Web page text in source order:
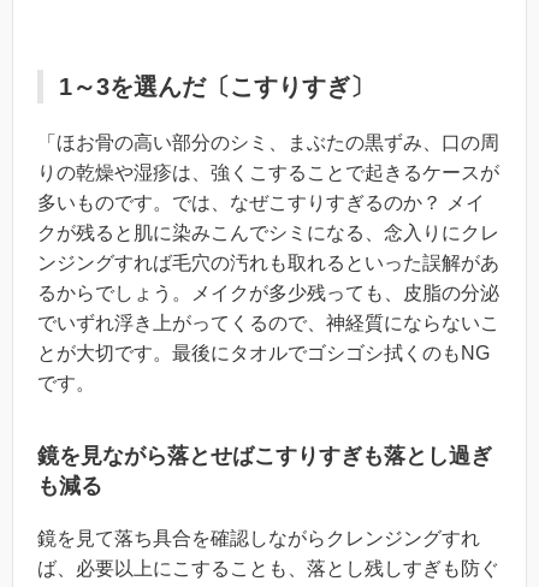
1～3を選んだ〔こすりすぎ〕
「ほお骨の高い部分のシミ、まぶたの黒ずみ、口の周
りの乾燥や湿疹は、強くこすることで起きるケースが
多いものです。では、なぜこすりすぎるのか？ メイ
クが残ると肌に染みこんでシミになる、念入りにクレ
ンジングすれば毛穴の汚れも取れるといった誤解があ
るからでしょう。メイクが多少残っても、皮脂の分泌
でいずれ浮き上がってくるので、神経質にならないこ
とが大切です。最後にタオルでゴシゴシ拭くのもNG
です。
鏡を見ながら落とせばこすりすぎも落とし過ぎ
も減る
鏡を見て落ち具合を確認しながらクレンジングすれ
ば、必要以上にこすることも、落とし残しすぎも防ぐ